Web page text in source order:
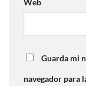
Guarda mi
navegador para